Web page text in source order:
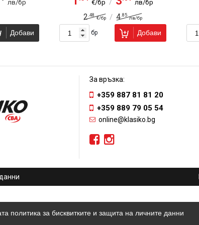
лв/бр
Добави
€/бр / лв/бр
2 .48
€/бр / 4 .85
лв/бр
бр Добави
За връзка:
+359 887 81 81 20
+359 889 79 05 54
online@klasiko.bg
политика за бисквитките и защита на личните данни